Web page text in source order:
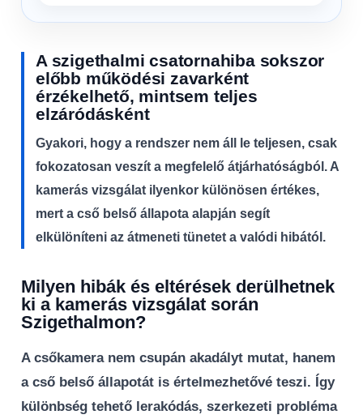
A szigethalmi csatornahiba sokszor
előbb működési zavarként
érzékelhető, mintsem teljes
elzáródásként
Gyakori, hogy a rendszer nem áll le teljesen, csak
fokozatosan veszít a megfelelő átjárhatóságból. A
kamerás vizsgálat ilyenkor különösen értékes,
mert a cső belső állapota alapján segít
elkülöníteni az átmeneti tünetet a valódi hibától.
Milyen hibák és eltérések derülhetnek
ki a kamerás vizsgálat során
Szigethalmon?
A csőkamera nem csupán akadályt mutat, hanem
a cső belső állapotát is értelmezhetővé teszi. Így
különbség tehető lerakódás, szerkezeti probléma